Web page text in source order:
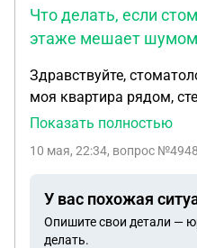
Что делать, если
этаже мешает шумом
Здравствуйте,
моя квартира рядом,
крики детей
вечернее время, хотя
Показать полностью
10 мая, 22:34, вопрос
У вас похожая
Опишите свои детали —
делать.